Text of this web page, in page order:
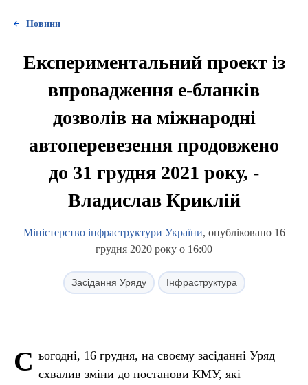
Новини
Експериментальний проект із
впровадження е-бланків
дозволів на міжнародні
автоперевезення продовжено
до 31 грудня 2021 року, -
Владислав Криклій
Міністерство інфраструктури України, опубліковано 16
грудня 2020 року о 16:00
Засідання Уряду Інфраструктура
С ьогодні, 16 грудня, на своєму засіданні Уряд
схвалив зміни до постанови КМУ, які